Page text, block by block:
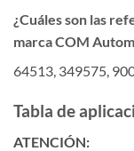
¿Cuáles son las
marca COM
64513, 349575,
Tabla de
ATENCIÓN: